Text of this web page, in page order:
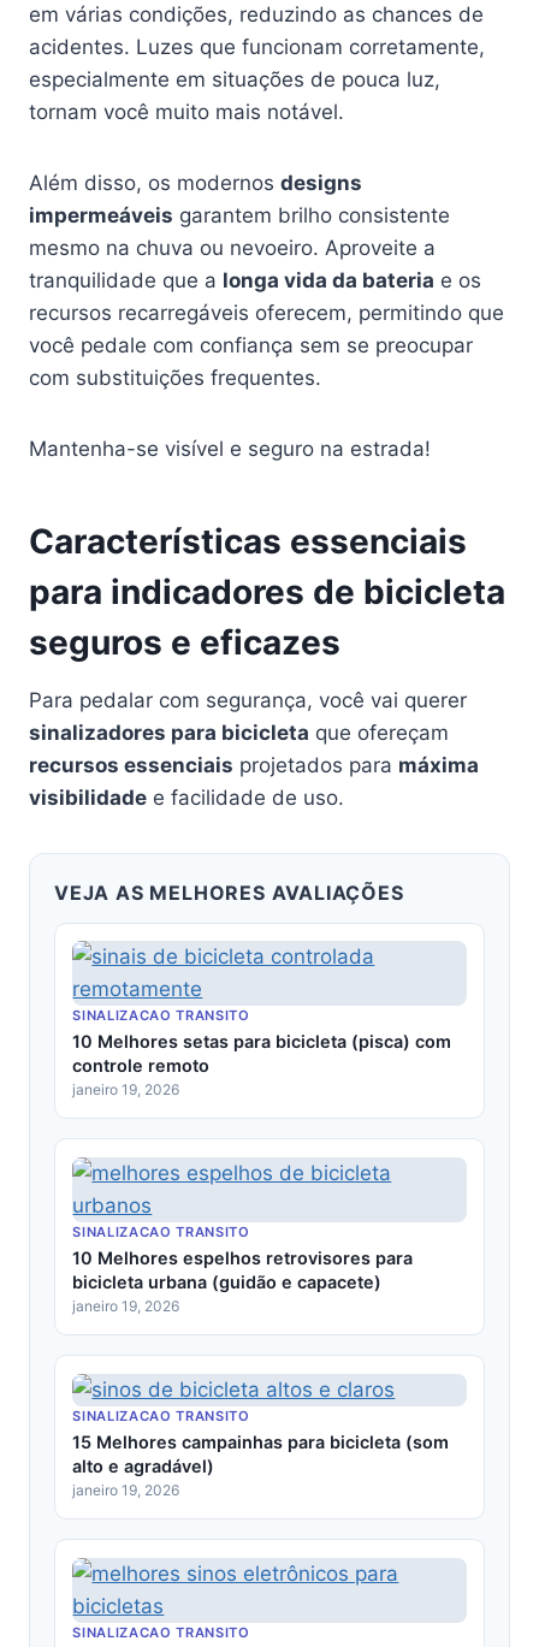
em várias condições, reduzindo as chances de
acidentes. Luzes que funcionam corretamente,
especialmente em situações de pouca luz,
tornam você muito mais notável.
Além disso, os modernos designs
impermeáveis garantem brilho consistente
mesmo na chuva ou nevoeiro. Aproveite a
tranquilidade que a longa vida da bateria e os
recursos recarregáveis oferecem, permitindo que
você pedale com confiança sem se preocupar
com substituições frequentes.
Mantenha-se visível e seguro na estrada!
Características essenciais
para indicadores de bicicleta
seguros e eficazes
Para pedalar com segurança, você vai querer
sinalizadores para bicicleta que ofereçam
recursos essenciais projetados para máxima
visibilidade e facilidade de uso.
VEJA AS MELHORES AVALIAÇÕES
SINALIZACAO TRANSITO
10 Melhores setas para bicicleta (pisca) com
controle remoto
janeiro 19, 2026
SINALIZACAO TRANSITO
10 Melhores espelhos retrovisores para
bicicleta urbana (guidão e capacete)
janeiro 19, 2026
SINALIZACAO TRANSITO
15 Melhores campainhas para bicicleta (som
alto e agradável)
janeiro 19, 2026
SINALIZACAO TRANSITO